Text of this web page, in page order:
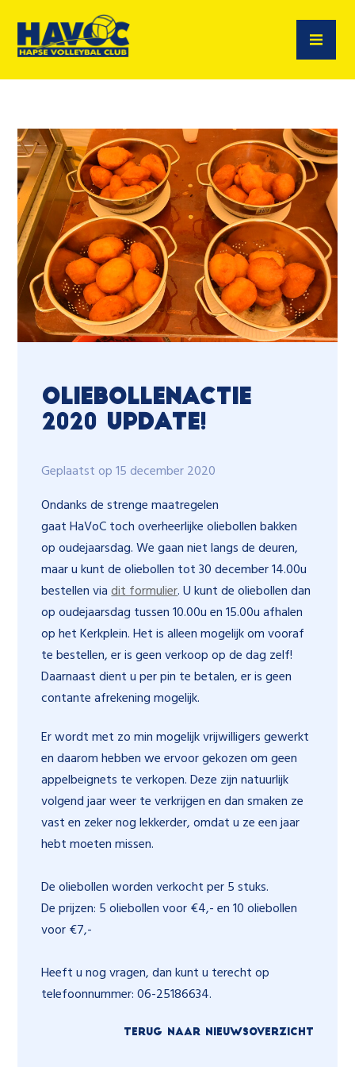
Oliebollenactie
2020 update!
Geplaatst op 15 december 2020
Ondanks de strenge maatregelen
gaat HaVoC toch overheerlijke oliebollen bakken
op oudejaarsdag. We gaan niet langs de deuren,
maar u kunt de oliebollen tot 30 december 14.00u
bestellen viadit formulier. U kunt de oliebollen dan
op oudejaarsdag tussen 10.00u en 15.00u afhalen
op het Kerkplein. Het is alleen mogelijk om vooraf
te bestellen, er is geen verkoop op de dag zelf!
Daarnaast dient u per pin te betalen, er is geen
contante afrekening mogelijk.
Er wordt met zo min mogelijk vrijwilligers gewerkt
en daarom hebben we ervoor gekozen om geen
appelbeignets te verkopen. Deze zijn natuurlijk
volgend jaar weer te verkrijgen en dan smaken ze
vast en zeker nog lekkerder, omdat u ze een jaar
hebt moeten missen.
De oliebollen worden verkocht per 5 stuks.
De prijzen: 5 oliebollen voor €4,- en 10 oliebollen
voor €7,-
Heeft u nog vragen, dan kunt u terecht op
telefoonnummer: 06-25186634.
TERUG NAAR NIEUWSOVERZICHT